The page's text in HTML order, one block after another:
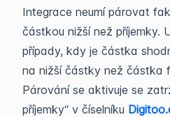
Integrace neumí párovat
částkou nižší než příjemky.
případy, kdy je částka
na nižší částky než částka
Párování se aktivuje se
příjemky“ v číselníku